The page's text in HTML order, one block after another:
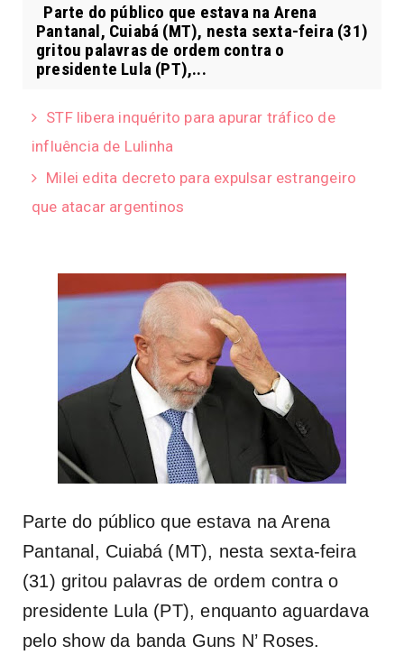
Parte do público que estava na Arena
Pantanal, Cuiabá (MT), nesta sexta-feira (31)
gritou palavras de ordem contra o
presidente Lula (PT),...
STF libera inquérito para apurar tráfico de
influência de Lulinha
Milei edita decreto para expulsar estrangeiro
que atacar argentinos
Parte do público que estava na Arena
Pantanal, Cuiabá (MT), nesta sexta-feira
(31) gritou palavras de ordem contra o
presidente Lula (PT), enquanto aguardava
pelo show da banda Guns N’ Roses.